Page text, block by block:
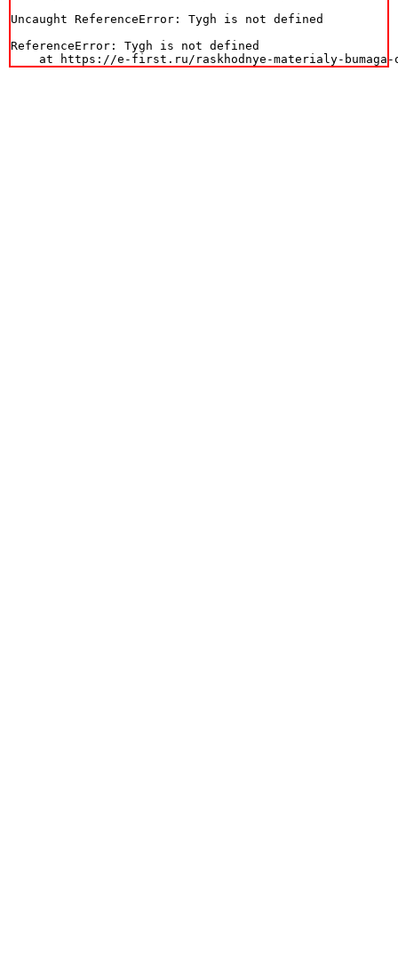
Uncaught ReferenceError: Tygh is not defined
ReferenceError: Tygh is not defined
at https://e-first.ru/raskhodnye-materialy-